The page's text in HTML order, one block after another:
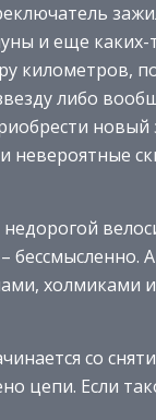
и еще
километров,
либо
невероятные
холмиками
со
цепи. Если